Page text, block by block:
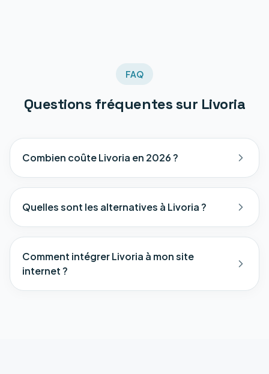
FAQ
Questions fréquentes sur Livoria
Combien coûte Livoria en 2026 ?
Quelles sont les alternatives à Livoria ?
Comment intégrer Livoria à mon site
internet ?